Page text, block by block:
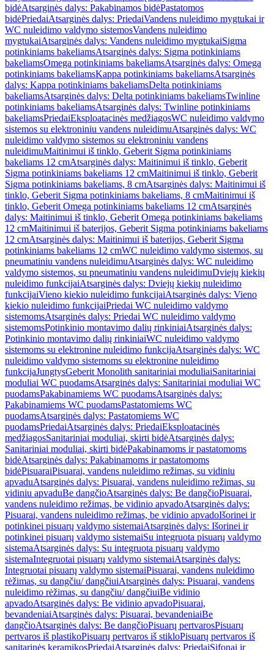
bidėAtsarginės dalys: Pakabinamos bidėPastatomos
bidėPriedaiAtsarginės dalys: PriedaiVandens nuleidimo mygtukai ir
WC nuleidimo valdymo sistemosVandens nuleidimo
mygtukaiAtsarginės dalys: Vandens nuleidimo mygtukaiSigma
potinkiniams bakeliamsAtsarginės dalys: Sigma potinkiniams
bakeliamsOmega potinkiniams bakeliamsAtsarginės dalys: Omega
potinkiniams bakeliamsKappa potinkiniams bakeliamsAtsarginės
dalys: Kappa potinkiniams bakeliamsDelta potinkiniams
bakeliamsAtsarginės dalys: Delta potinkiniams bakeliamsTwinline
potinkiniams bakeliamsAtsarginės dalys: Twinline potinkiniams
bakeliamsPriedaiEksploatacinės medžiagosWC nuleidimo valdymo
sistemos su elektroniniu vandens nuleidimuAtsarginės dalys: WC
nuleidimo valdymo sistemos su elektroniniu vandens
nuleidimuMaitinimui iš tinklo, Geberit Sigma potinkiniams
bakeliams 12 cmAtsarginės dalys: Maitinimui iš tinklo, Geberit
Sigma potinkiniams bakeliams 12 cmMaitinimui iš tinklo, Geberit
Sigma potinkiniams bakeliams, 8 cmAtsarginės dalys: Maitinimui iš
tinklo, Geberit Sigma potinkiniams bakeliams, 8 cmMaitinimui iš
tinklo, Geberit Omega potinkiniams bakeliams 12 cmAtsarginės
dalys: Maitinimui iš tinklo, Geberit Omega potinkiniams bakeliams
12 cmMaitinimui iš baterijos, Geberit Sigma potinkiniams bakeliams
12 cmAtsarginės dalys: Maitinimui iš baterijos, Geberit Sigma
potinkiniams bakeliams 12 cmWC nuleidimo valdymo sistemos, su
pneumatiniu vandens nuleidimuAtsarginės dalys: WC nuleidimo
valdymo sistemos, su pneumatiniu vandens nuleidimuDviejų kiekių
nuleidimo funkcijaiAtsarginės dalys: Dviejų kiekių nuleidimo
funkcijaiVieno kiekio nuleidimo funkcijaiAtsarginės dalys: Vieno
kiekio nuleidimo funkcijaiPriedai WC nuleidimo valdymo
sistemomsAtsarginės dalys: Priedai WC nuleidimo valdymo
sistemomsPotinkinio montavimo dalių rinkiniaiAtsarginės dalys:
Potinkinio montavimo dalių rinkiniaiWC nuleidimo valdymo
sistemoms su elektronine nuleidimo funkcijaAtsarginės dalys: WC
nuleidimo valdymo sistemoms su elektronine nuleidimo
funkcijaJungtysGeberit Monolith sanitariniai moduliaiSanitariniai
moduliai WC puodamsAtsarginės dalys: Sanitariniai moduliai WC
puodamsPakabinamiems WC puodamsAtsarginės dalys:
Pakabinamiems WC puodamsPastatomiems WC
puodamsAtsarginės dalys: Pastatomiems WC
puodamsPriedaiAtsarginės dalys: PriedaiEksploatacinės
medžiagosSanitariniai moduliai, skirti bidėAtsarginės dalys:
Sanitariniai moduliai, skirti bidėPakabinamoms ir pastatomoms
bidėAtsarginės dalys: Pakabinamoms ir pastatomoms
bidėPisuaraiPisuarai, vandens nuleidimo režimas, su vidiniu
apvaduAtsarginės dalys: Pisuarai, vandens nuleidimo režimas, su
vidiniu apvaduBe dangčioAtsarginės dalys: Be dangčioPisuarai,
vandens nuleidimo režimas, be vidinio apvadoAtsarginės dalys:
Pisuarai, vandens nuleidimo režimas, be vidinio apvadoIšorinei ir
potinkinei pisuarų valdymo sistemaiAtsarginės dalys: Išorinei ir
potinkinei pisuarų valdymo sistemaiSu integruota pisuarų valdymo
sistemaAtsarginės dalys: Su integruota pisuarų valdymo
sistemaIntegruotai pisuarų valdymo sistemaiAtsarginės dalys:
Integruotai pisuarų valdymo sistemaiPisuarai, vandens nuleidimo
rėžimas, su dangčiu/ dangčiuiAtsarginės dalys: Pisuarai, vandens
nuleidimo rėžimas, su dangčiu/ dangčiuiBe vidinio
apvadoAtsarginės dalys: Be vidinio apvadoPisuarai,
bevandeniaiAtsarginės dalys: Pisuarai, bevandeniaiBe
dangčioAtsarginės dalys: Be dangčioPisuarų pertvarosPisuarų
pertvaros iš plastikoPisuarų pertvaros iš stikloPisuarų pertvaros iš
sanitarinės keramikosPriedaiAtsarginės dalys: PriedaiSifonai ir